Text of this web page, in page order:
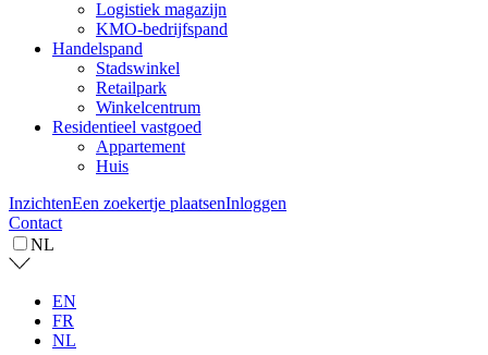
Logistiek magazijn
KMO-bedrijfspand
Handelspand
Stadswinkel
Retailpark
Winkelcentrum
Residentieel vastgoed
Appartement
Huis
InzichtenEen zoekertje plaatsenInloggen
Contact
NL
EN
FR
NL